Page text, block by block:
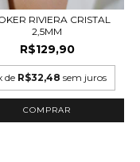
RIVIERA CRISTAL
2,5MM
R$129,90
de R$32,48 sem juros
COMPRAR